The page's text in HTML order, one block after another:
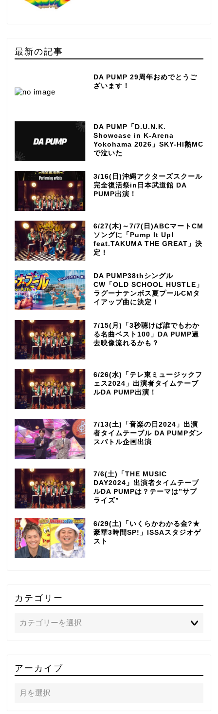
最新の記事
DA PUMP 29周年おめでとうご
ざいます！
DA PUMP「D.U.N.K.
Showcase in K-Arena
Yokohama 2026」SKY-HI熱MC
で泣いた
3/16(日)沖縄アクターズスクール
完全復活祭in日本武道館 DA
PUMP出演！
6/27(木)～7/7(日)ABCマートCM
ソングに「Pump It Up!
feat.TAKUMA THE GREAT」決
定！
DA PUMP38thシングル
CW「OLD SCHOOL HUSTLE」
ラグーナテンボス夏プールCMタ
イアップ曲に決定！
7/15(月)「3秒聴けば誰でもわか
る名曲ベスト100」DA PUMP過
去映像流れるかも？
6/26(水)「テレ東ミュージックフ
ェス2024」出演者タイムテーブ
ルDA PUMP出演！
7/13(土)「音楽の日2024」出演
者タイムテーブル DA PUMPダン
スバトル企画出演
7/6(土)「THE MUSIC
DAY2024」出演者タイムテーブ
ルDA PUMPは？テーマは”サプ
ライズ”
6/29(土)「いくらかわかる金?★
豪華3時間SP!」ISSAスタジオゲ
スト
カテゴリー
アーカイブ